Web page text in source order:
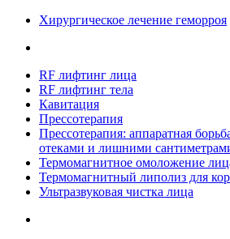
Хирургическое лечение геморроя
RF лифтинг лица
RF лифтинг тела
Кавитация
Прессотерапия
Прессотерапия: аппаратная
отеками и лишними
Термомагнитное омоложение
Термомагнитный липолиз для
Ультразвуковая чистка лица